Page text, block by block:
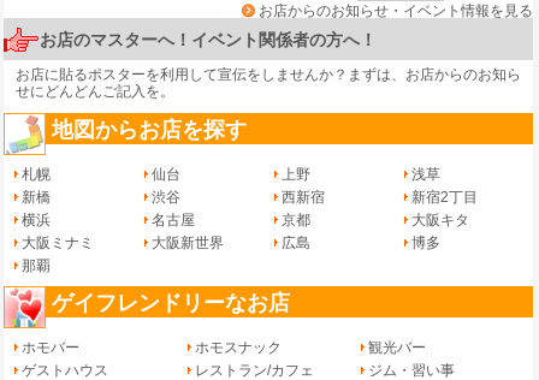
お店からのお知らせ・イベント情報を見る
お店のマスターへ！イベント関係者の方へ！
お店に貼るポスターを利用して宣伝をしませんか？まずは、 お店からのお知ら
せにどんどんご記入を。
地図からお店を探す
札幌 仙台 上野
浅草
新橋
渋谷 西新宿
新宿2丁目
横浜
名古屋 京都
大阪キタ
大阪ミナミ
大阪新世界 広島
博多
那覇
ゲイフレンドリーなお店
ホモバー ホモスナック
観光バー
ゲストハウス
レストラン/カフェ
ジム・習い事